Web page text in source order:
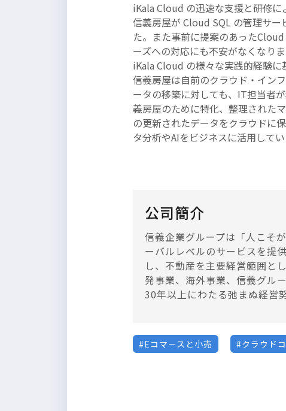
iKala Cloud の迅速な支援と研修
信義房屋が Cloud SQL の管理サ
た。また事前に提案のあった
ーズへの対応にも不安がなくなり
iKala Cloud の様々な実践的経験に
信義房屋は自前のクラウド・イン
ータの移築に対しても、IT担当者
義房屋のために特化、整理された
の更新されたデータをクラウドに
タ分析やAIをビジネスに活用して
公司簡介
信義企業グループは「人こそ
ーバルレベルのサービスを提
し、不動産を主要経営範囲と
発事業、海外事業、信義グル
30年以上にわたる弛まぬ経営
Eコマースと小売 クラウド